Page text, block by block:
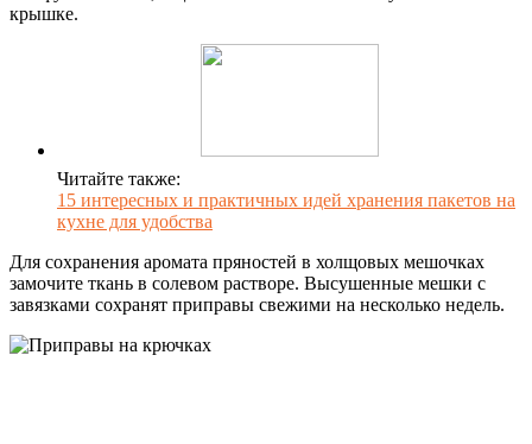
крышке.
Читайте также:
15 интересных и практичных идей хранения пакетов на
кухне для удобства
Для сохранения аромата пряностей в холщовых мешочках
замочите ткань в солевом растворе. Высушенные мешки с
завязками сохранят приправы свежими на несколько недель.